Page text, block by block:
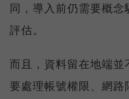
同，導入前仍需要概念
評估。
而且，資料留在地端
要處理帳號權限、網